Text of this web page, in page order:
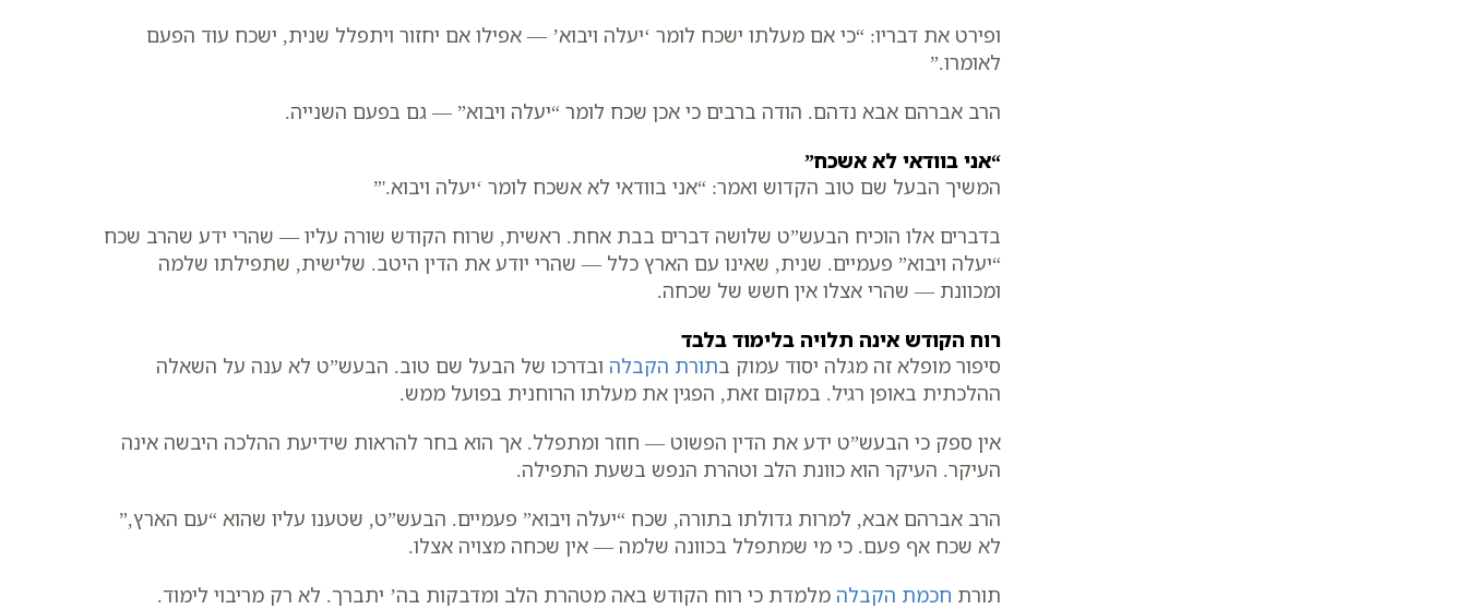
ופירט את דבריו: “כי אם מעלתו ישכח לומר ‘יעלה ויבוא’ — אפילו אם יחזור ויתפלל שנית, ישכח עוד הפעם
לאומרו.”
הרב אברהם אבא נדהם. הודה ברבים כי אכן שכח לומר “יעלה ויבוא” — גם בפעם השנייה.
“אני בוודאי לא אשכח”
המשיך הבעל שם טוב הקדוש ואמר: “אני בוודאי לא אשכח לומר ‘יעלה ויבוא.'”
בדברים אלו הוכיח הבעש”ט שלושה דברים בבת אחת. ראשית, שרוח הקודש שורה עליו — שהרי ידע שהרב שכח
“יעלה ויבוא” פעמיים. שנית, שאינו עם הארץ כלל — שהרי יודע את הדין היטב. שלישית, שתפילתו שלמה
ומכוונת — שהרי אצלו אין חשש של שכחה.
רוח הקודש אינה תלויה בלימוד בלבד
סיפור מופלא זה מגלה יסוד עמוק בתורת הקבלה ובדרכו של הבעל שם טוב. הבעש”ט לא ענה על השאלה
ההלכתית באופן רגיל. במקום זאת, הפגין את מעלתו הרוחנית בפועל ממש.
אין ספק כי הבעש”ט ידע את הדין הפשוט — חוזר ומתפלל. אך הוא בחר להראות שידיעת ההלכה היבשה אינה
העיקר. העיקר הוא כוונת הלב וטהרת הנפש בשעת התפילה.
הרב אברהם אבא, למרות גדולתו בתורה, שכח “יעלה ויבוא” פעמיים. הבעש”ט, שטענו עליו שהוא “עם הארץ,”
לא שכח אף פעם. כי מי שמתפלל בכוונה שלמה — אין שכחה מצויה אצלו.
תורת חכמת הקבלה מלמדת כי רוח הקודש באה מטהרת הלב ומדבקות בה’ יתברך. לא רק מריבוי לימוד.